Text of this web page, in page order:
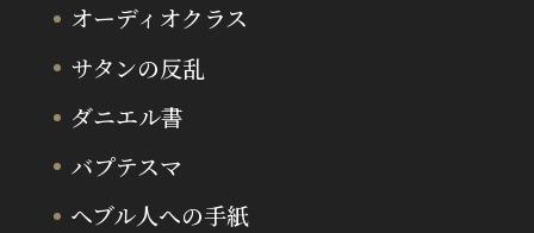
オーディオクラス
サタンの反乱
ダニエル書
バプテスマ
ヘブル人への手紙